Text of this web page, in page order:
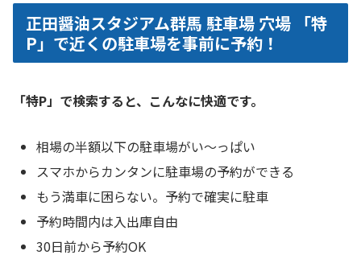
正田醤油スタジアム群馬 駐車場 穴場 「特
P」で近くの駐車場を事前に予約！
「特P」で検索すると、こんなに快適です。
相場の半額以下の駐車場がい〜っぱい
スマホからカンタンに駐車場の予約ができる
もう満車に困らない。予約で確実に駐車
予約時間内は入出庫自由
30日前から予約OK